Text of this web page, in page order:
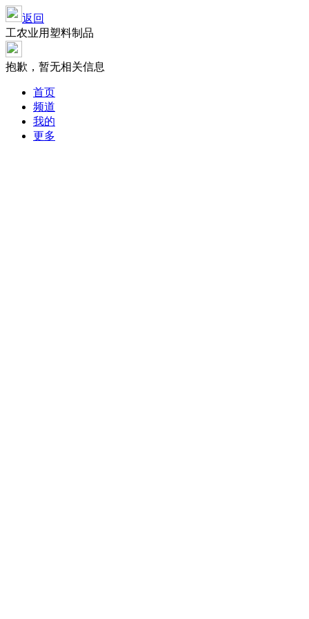
返回
工农业用塑料制品
抱歉，暂无相关信息
首页
频道
我的
更多